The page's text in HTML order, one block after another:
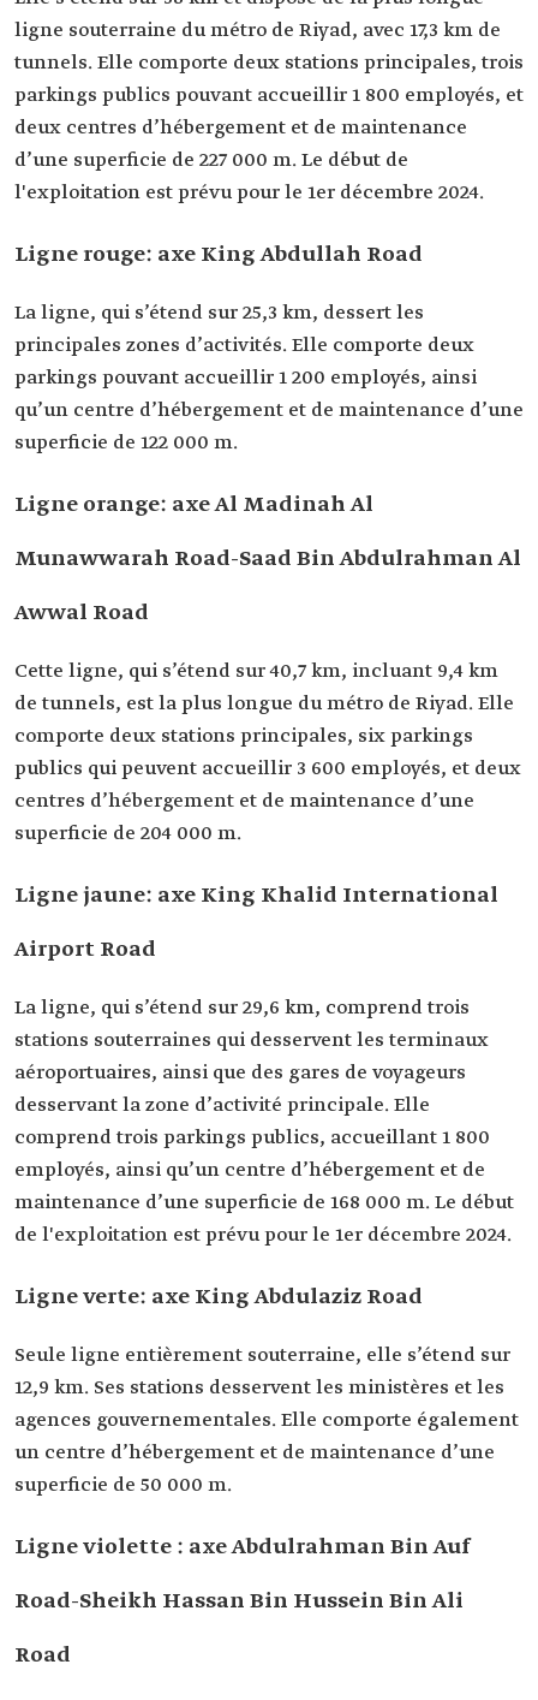
ligne souterraine du métro de Riyad, avec 17,3 km de
tunnels. Elle comporte deux stations principales, trois
parkings publics pouvant accueillir 1 800 employés, et
deux centres d’hébergement et de maintenance
d’une superficie de 227 000 m. Le début de
l'exploitation est prévu pour le 1er décembre 2024.
Ligne rouge: axe King Abdullah Road
La ligne, qui s’étend sur 25,3 km, dessert les
principales zones d’activités. Elle comporte deux
parkings pouvant accueillir 1 200 employés, ainsi
qu’un centre d’hébergement et de maintenance d’une
superficie de 122 000 m.
Ligne orange: axe Al Madinah Al
Munawwarah Road-Saad Bin Abdulrahman Al
Awwal Road
Cette ligne, qui s’étend sur 40,7 km, incluant 9,4 km
de tunnels, est la plus longue du métro de Riyad. Elle
comporte deux stations principales, six parkings
publics qui peuvent accueillir 3 600 employés, et deux
centres d’hébergement et de maintenance d’une
superficie de 204 000 m.
Ligne jaune: axe King Khalid International
Airport Road
La ligne, qui s’étend sur 29,6 km, comprend trois
stations souterraines qui desservent les terminaux
aéroportuaires, ainsi que des gares de voyageurs
desservant la zone d’activité principale. Elle
comprend trois parkings publics, accueillant 1 800
employés, ainsi qu’un centre d’hébergement et de
maintenance d’une superficie de 168 000 m. Le début
de l'exploitation est prévu pour le 1er décembre 2024.
Ligne verte: axe King Abdulaziz Road
Seule ligne entièrement souterraine, elle s’étend sur
12,9 km. Ses stations desservent les ministères et les
agences gouvernementales. Elle comporte également
un centre d’hébergement et de maintenance d’une
superficie de 50 000 m.
Ligne violette : axe Abdulrahman Bin Auf
Road-Sheikh Hassan Bin Hussein Bin Ali
Road